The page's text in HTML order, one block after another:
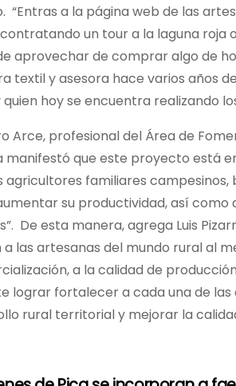
“Entras a la página web de las
un tour a la laguna roja
aprovechar de comprar algo de
textil y asesora hace varios años
hoy se encuentra realizando
Arce, profesional del Área de
manifestó que este proyecto está
agricultores familiares
su productividad, así como
De esta manera, agrega Luis
las artesanas del mundo rural al
a la calidad de
lograr fortalecer a cada una de
rural territorial y mejorar la